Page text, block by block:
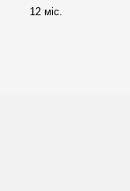
12 міс.